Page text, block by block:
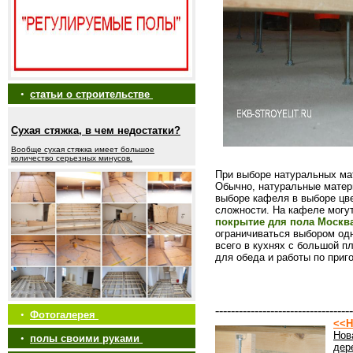
• статьи о строительстве
Сухая стяжка, в чем недостатки?
Вообще сухая стяжка имеет большое
количество серьезных минусов.
• Фотогалерея
• полы своими руками
При выборе натуральных
Обычно, натуральные
выборе кафеля в выборе
сложности. На кафеле
покрытие для пола
ограничиваться выбором
всего в кухнях с большой
для обеда и работы по